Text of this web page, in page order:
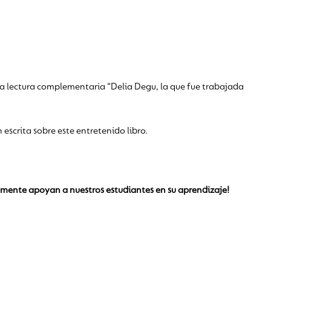
lectura complementaria “Delia Degu, la que fue trabajada
escrita sobre este entretenido libro.
apoyan a nuestros estudiantes en su aprendizaje!